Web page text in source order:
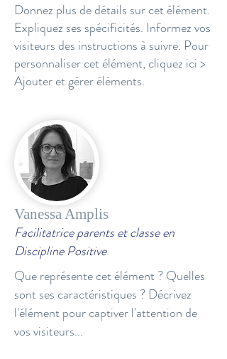
Donnez plus de détails sur cet élément.
Expliquez ses spécificités. Informez vos
visiteurs des instructions à suivre. Pour
personnaliser cet élément, cliquez ici >
Ajouter et gérer éléments.
Vanessa Amplis
Facilitatrice parents et classe en
Discipline Positive
Que représente cet élément ? Quelles
sont ses caractéristiques ? Décrivez
l'élément pour captiver l'attention de
vos visiteurs...